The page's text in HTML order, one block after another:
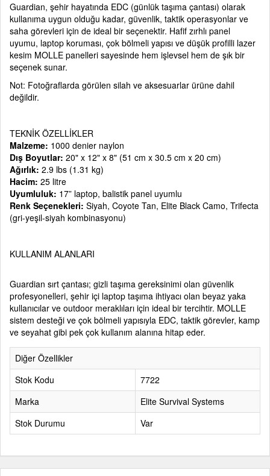
Guardian, şehir hayatında EDC (günlük taşıma çantası) olarak
kullanıma uygun olduğu kadar, güvenlik, taktik operasyonlar ve
saha görevleri için de ideal bir seçenektir. Hafif zırhlı panel
uyumu, laptop koruması, çok bölmeli yapısı ve düşük profilli lazer
kesim MOLLE panelleri sayesinde hem işlevsel hem de şık bir
seçenek sunar.
Not: Fotoğraflarda görülen silah ve aksesuarlar ürüne dahil
değildir.
TEKNİK ÖZELLİKLER
Malzeme: 1000 denier naylon
Dış Boyutlar: 20" x 12" x 8" (51 cm x 30.5 cm x 20 cm)
Ağırlık: 2.9 lbs (1.31 kg)
Hacim: 25 litre
Uyumluluk: 17” laptop, balistik panel uyumlu
Renk Seçenekleri: Siyah, Coyote Tan, Elite Black Camo, Trifecta
(gri-yeşil-siyah kombinasyonu)
KULLANIM ALANLARI
Guardian sırt çantası; gizli taşıma gereksinimi olan güvenlik
profesyonelleri, şehir içi laptop taşıma ihtiyacı olan beyaz yaka
kullanıcılar ve outdoor meraklıları için ideal bir tercihtir. MOLLE
sistem desteği ve çok bölmeli yapısıyla EDC, taktik görevler, kamp
ve seyahat gibi pek çok kullanım alanına hitap eder.
Diğer Özellikler
Stok Kodu
7722
Marka
Elite Survival Systems
Stok Durumu
Var